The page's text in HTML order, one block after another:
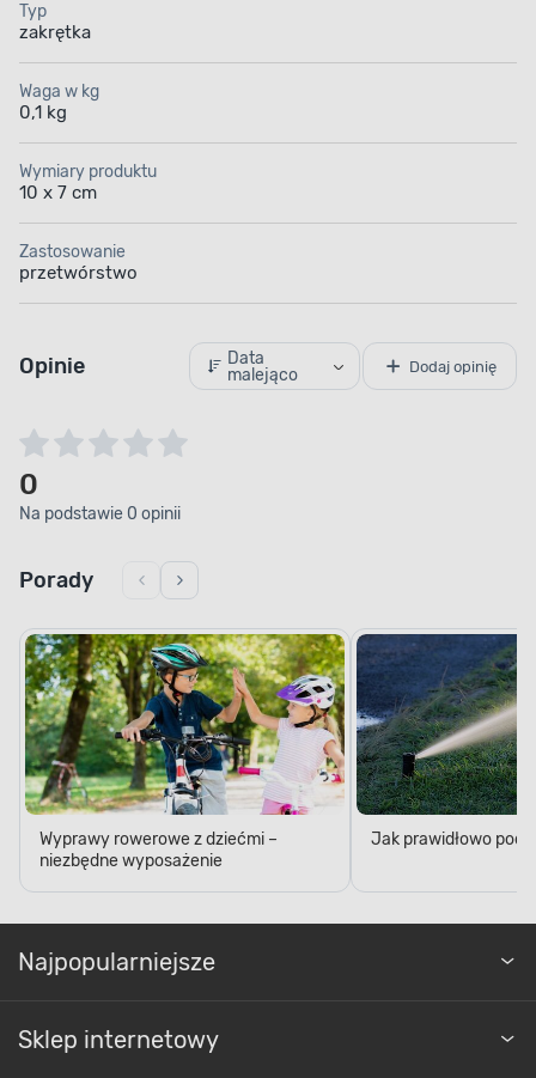
Typ
zakrętka
Waga w kg
0,1 kg
Wymiary produktu
10 x 7 cm
Zastosowanie
przetwórstwo
Opinie
Data
malejąco
Dodaj opinię
0
Na podstawie 0 opinii
Porady
Wyprawy rowerowe z dziećmi –
niezbędne wyposażenie
Jak prawidłowo
Najpopularniejsze
Sklep internetowy